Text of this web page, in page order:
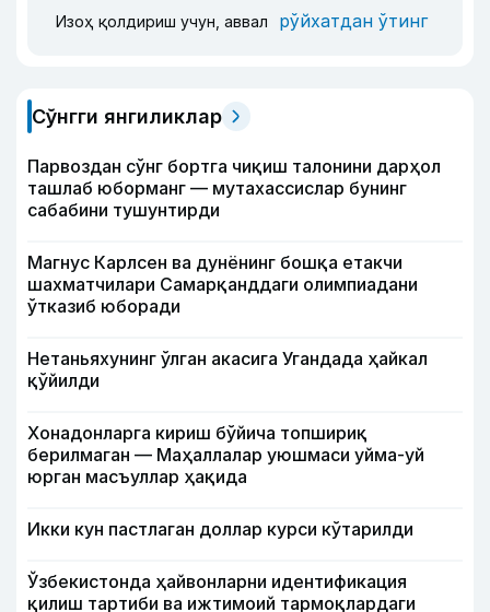
Изоҳ қолдириш учун, аввал рўйхатдан ўтинг
Сўнгги янгиликлар
Парвоздан сўнг бортга чиқиш талонини дарҳол
ташлаб юборманг — мутахассислар бунинг
сабабини тушунтирди
Магнус Карлсен ва дунёнинг бошқа етакчи
шахматчилари Самарқанддаги олимпиадани
ўтказиб юборади
Нетаньяхунинг ўлган акасига Угандада ҳайкал
қўйилди
Хонадонларга кириш бўйича топшириқ
берилмаган — Маҳаллалар уюшмаси уйма-уй
юрган масъуллар ҳақида
Икки кун пастлаган доллар курси кўтарилди
Ўзбекистонда ҳайвонларни идентификация
қилиш тартиби ва ижтимоий тармоқлардаги